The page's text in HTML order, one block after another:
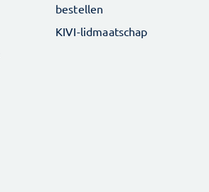
bestellen
KIVI-lidmaatschap